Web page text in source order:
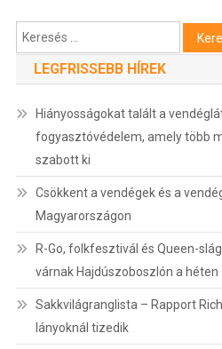
Keresés:
LEGFRISSEBB HÍREK
Hiányosságokat talált a
fogyasztóvédelem, amely több
szabott ki
Csökkent a vendégek és a
Magyarországon
R-Go, folkfesztivál és Queen-
várnak Hajdúszoboszlón a héten
Sakkvilágranglista – Rapport
lányoknál tizedik